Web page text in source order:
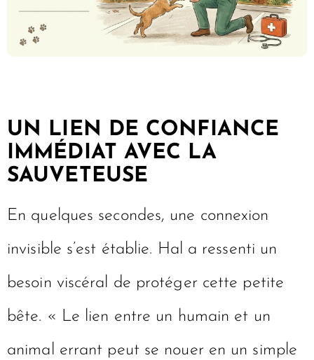
UN LIEN DE CONFIANCE
IMMÉDIAT AVEC LA
SAUVETEUSE
En quelques secondes, une connexion
invisible s’est établie. Hal a ressenti un
besoin viscéral de protéger cette petite
bête. « Le lien entre un humain et un
animal errant peut se nouer en un simple